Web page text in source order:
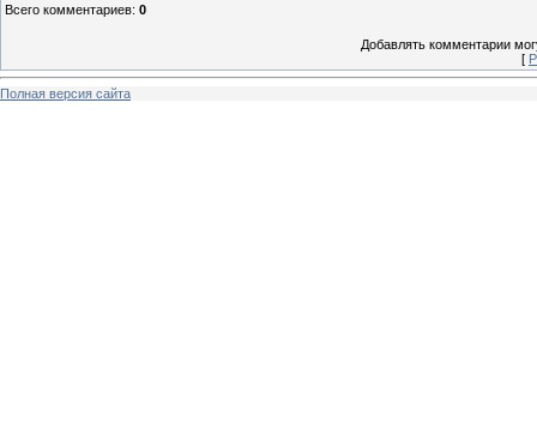
Всего комментариев: 0
Добавлять комментарии
[
Полная версия сайта